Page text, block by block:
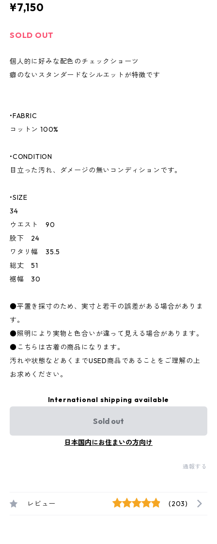
¥7,150
SOLD OUT
個人的に好みな配色のチェックショーツ
癖のないスタンダードなシルエットが特徴です
•FABRIC
コットン 100%
•CONDITION
目立った汚れ、ダメージの無いコンディションです。
•SIZE
34
ウエスト 90
股下 24
ワタリ幅 35.5
総丈 51
裾幅 30
●平置き採寸のため、実寸と若干の誤差がある場合がありま
す。
●照明により実物と色合いが違って見える場合があります。
●こちらは古着の商品になります。
汚れや状態などあくまでUSED商品であることをご理解の上
お求めください。
International shipping available
Sold out
日本国内にお住まいの方向け
通報する
レビュー (203)